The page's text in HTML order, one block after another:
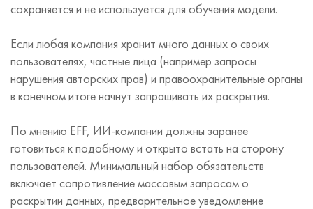
сохраняется и не используется для обучения модели.
Если любая компания хранит много данных о своих
пользователях, частные лица (например запросы
нарушения авторских прав) и правоохранительные органы
в конечном итоге начнут запрашивать их раскрытия.
По мнению EFF, ИИ-компании должны заранее
готовиться к подобному и открыто встать на сторону
пользователей. Минимальный набор обязательств
включает сопротивление массовым запросам о
раскрытии данных, предварительное уведомление